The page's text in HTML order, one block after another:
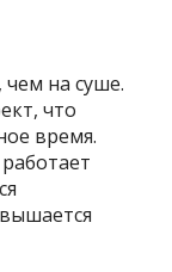
чем на суше.
что
время.